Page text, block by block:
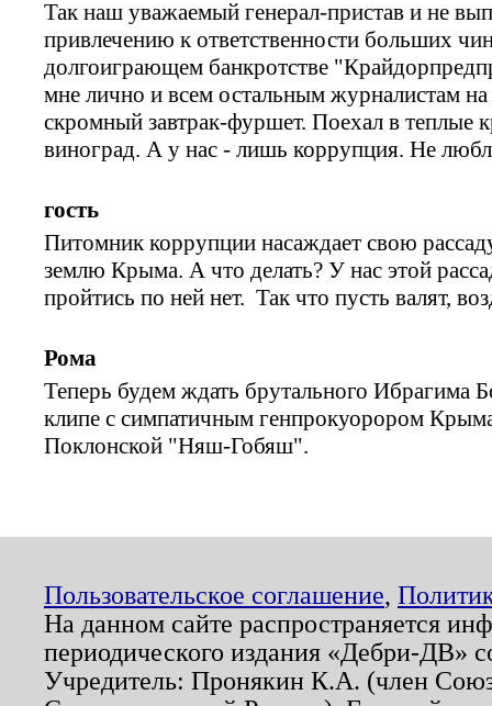
Так наш уважаемый генерал-пристав и не
привлечению к ответственности больших
долгоиграющем банкротстве
мне лично и всем остальным журналистам
скромный завтрак-фуршет. Поехал в теплые
виноград. А у нас - лишь коррупция. Не
гость
Питомник коррупции насаждает свою
землю Крыма. А что делать? У нас этой
пройтись по ней нет. Так что пусть валят,
Рома
Теперь будем ждать брутального Ибрагима
клипе с симпатичным генпрокуорором
Поклонской "Няш-Гобяш".
Пользовательское соглашение,
На данном сайте распространяется
периодического издания «Дебри-ДВ»
Учредитель: Пронякин К.А. (член